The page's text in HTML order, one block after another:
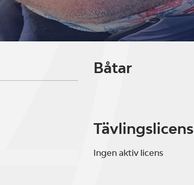
Båtar
Tävlingslicens
Ingen aktiv licens